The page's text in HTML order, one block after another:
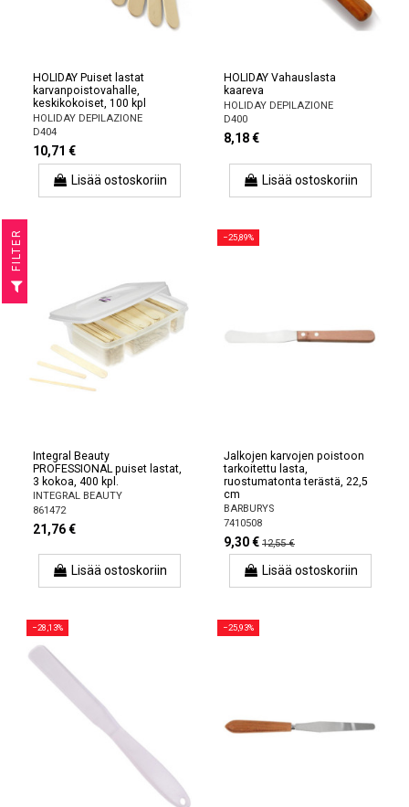
HOLIDAY Puiset lastat
karvanpoistovahalle,
keskikokoiset, 100 kpl
HOLIDAY DEPILAZIONE
D404
10,71 €
Lisää ostoskoriin
HOLIDAY Vahauslasta
kaareva
HOLIDAY DEPILAZIONE
D400
8,18 €
Lisää ostoskoriin
Integral Beauty
PROFESSIONAL puiset lastat,
3 kokoa, 400 kpl.
INTEGRAL BEAUTY
861472
21,76 €
Lisää ostoskoriin
−25,89%
Jalkojen karvojen poistoon
tarkoitettu lasta,
ruostumatonta terästä, 22,5
cm
BARBURYS
7410508
9,30 € 12,55 €
Lisää ostoskoriin
−28,13% −25,93%
R